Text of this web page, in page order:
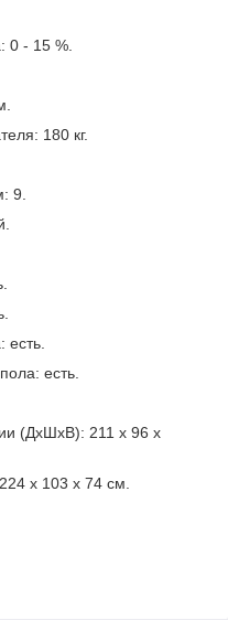
0 - 15 %.
180 кг.
9.
есть.
есть.
(ДхШхВ): 211 х 96 х
х 103 х 74 см.